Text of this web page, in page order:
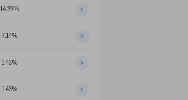
14.29% >
7.14% >
1.43% >
1.43% >